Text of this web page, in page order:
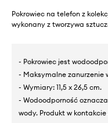
Pokrowiec na telefon z
wykonany z tworzywa
- Pokrowiec jest
- Maksymalne zanurzenie
- Wymiary: 11,5 x 26,5 cm.
- Wodoodporność
wody. Produkt w